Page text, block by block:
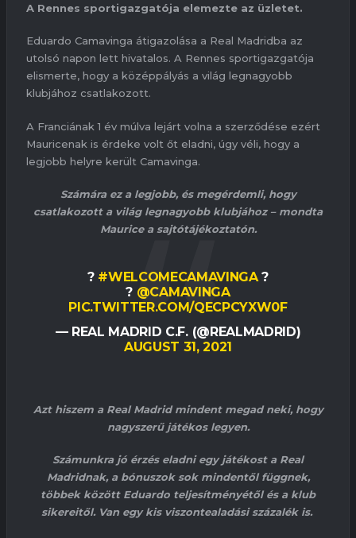
A Rennes sportigazgatója elemezte az üzletet.
Eduardo Camavinga átigazolása a Real Madridba az
utolsó napon lett hivatalos. A Rennes sportigazgatója
elismerte, hogy a középpályás a világ legnagyobb
klubjához csatlakozott.
A Franciának 1 év múlva lejárt volna a szerződése ezért
Mauricenak is érdeke volt őt eladni, úgy véli, hogy a
legjobb helyre került Camavinga.
Számára ez a legjobb, és megérdemli, hogy
csatlakozott a világ legnagyobb klubjához – mondta
Maurice a sajtótájékoztatón.
? #WELCOMECAMAVINGA?
? @CAMAVINGA
PIC.TWITTER.COM/QECPCYXW0F
— REAL MADRID C.F. (@REALMADRID)
AUGUST 31, 2021
Azt hiszem a Real Madrid mindent megad neki, hogy
nagyszerű játékos legyen.
Számunkra jó érzés eladni egy játékost a Real
Madridnak, a bónuszok sok mindentől függnek,
többek között Eduardo teljesítményétől és a klub
sikereitől. Van egy kis viszontealadási százalék is.